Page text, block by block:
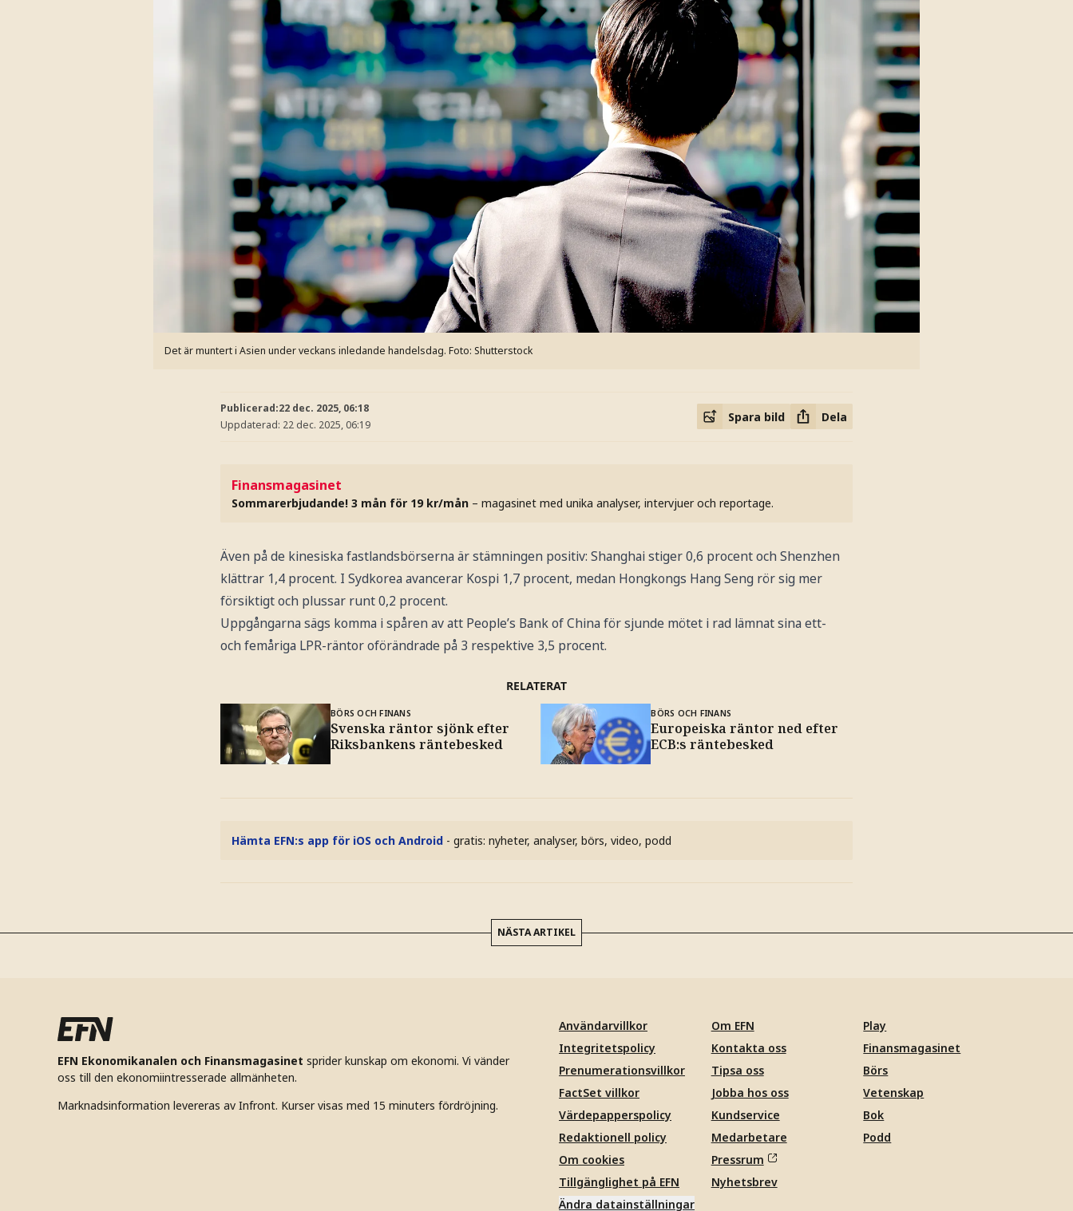
Det är muntert i Asien under veckans inledande handelsdag. Foto: Shutterstock
Publicerad:22 dec. 2025, 06:18
Uppdaterad: 22 dec. 2025, 06:19
Spara bild Dela
Finansmagasinet
Sommarerbjudande! 3 mån för 19 kr/mån – magasinet med unika analyser, intervjuer och reportage.
Även på de kinesiska fastlandsbörserna är stämningen positiv: Shanghai stiger 0,6 procent och Shenzhen
klättrar 1,4 procent. I Sydkorea avancerar Kospi 1,7 procent, medan Hongkongs Hang Seng rör sig mer
försiktigt och plussar runt 0,2 procent.
Uppgångarna sägs komma i spåren av att People’s Bank of China för sjunde mötet i rad lämnat sina ett-
och femåriga LPR-räntor oförändrade på 3 respektive 3,5 procent.
RELATERAT
BÖRS OCH FINANS
Svenska räntor sjönk efter
Riksbankens räntebesked
BÖRS OCH FINANS
Europeiska räntor ned efter
ECB:s räntebesked
Hämta EFN:s app för iOS och Android - gratis: nyheter, analyser, börs, video, podd
NÄSTA ARTIKEL
EFN Ekonomikanalen och Finansmagasinet sprider kunskap om ekonomi. Vi vänder
oss till den ekonomiintresserade allmänheten.
Marknadsinformation levereras av Infront. Kurser visas med 15 minuters fördröjning.
Användarvillkor
Integritetspolicy
Prenumerationsvillkor
FactSet villkor
Värdepapperspolicy
Redaktionell policy
Om cookies
Tillgänglighet på EFN
Ändra datainställningar
Om EFN
Kontakta oss
Tipsa oss
Jobba hos oss
Kundservice
Medarbetare
Pressrum
Nyhetsbrev
Play
Finansmagasinet
Börs
Vetenskap
Bok
Podd